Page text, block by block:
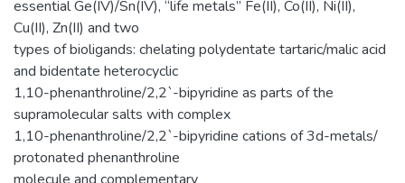
essential Ge(IV)/Sn(IV), “life metals” Fe(II), Co(II), Ni(II),
Cu(II), Zn(II) and two
types of bioligands: chelating polydentate tartaric/malic acid
and bidentate heterocyclic
1,10-phenanthroline/2,2`-bipyridine as parts of the
supramolecular salts with complex
1,10-phenanthroline/2,2`-bipyridine cations of 3d-metals/
protonated phenanthroline